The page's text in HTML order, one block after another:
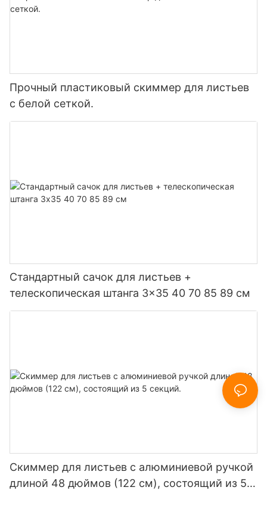
Прочный пластиковый скиммер для листьев
с белой сеткой.
Стандартный сачок для листьев +
телескопическая штанга 3x35 40 70 85 89 см
Скиммер для листьев с алюминиевой ручкой
длиной 48 дюймов (122 см), состоящий из 5